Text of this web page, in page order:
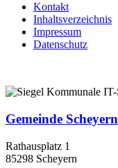
Kontakt
Inhaltsverzeichnis
Impressum
Datenschutz
Gemeinde Scheyern
Rathausplatz 1
85298 Scheyern